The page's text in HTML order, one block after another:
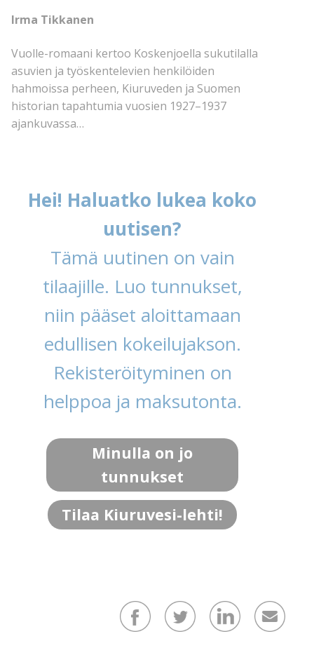
Irma Tikkanen
Vuolle-romaani kertoo Koskenjoella sukutilalla
asuvien ja työskentelevien henkilöiden
hahmoissa perheen, Kiuruveden ja Suomen
historian tapahtumia vuosien 1927–1937
ajankuvassa…
Hei! Haluatko lukea koko
uutisen?
Tämä uutinen on vain
tilaajille. Luo tunnukset,
niin pääset aloittamaan
edullisen kokeilujakson.
Rekisteröityminen on
helppoa ja maksutonta.
Minulla on jo
tunnukset
Tilaa Kiuruvesi-lehti!